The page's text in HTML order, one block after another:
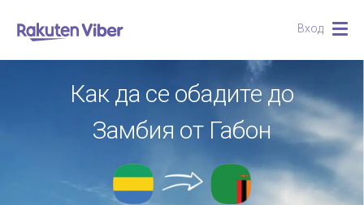
Вход
Как да се обадите до
Замбия от Габон